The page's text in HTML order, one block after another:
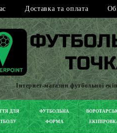
Доставка та оплата
Інтернет-магазин футбольної
ДЛЯ ФУТБОЛЬНА
ФОРМА